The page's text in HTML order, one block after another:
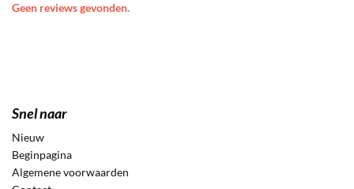
Geen reviews gevonden.
Snel naar
Nieuw
Beginpagina
Algemene voorwaarden